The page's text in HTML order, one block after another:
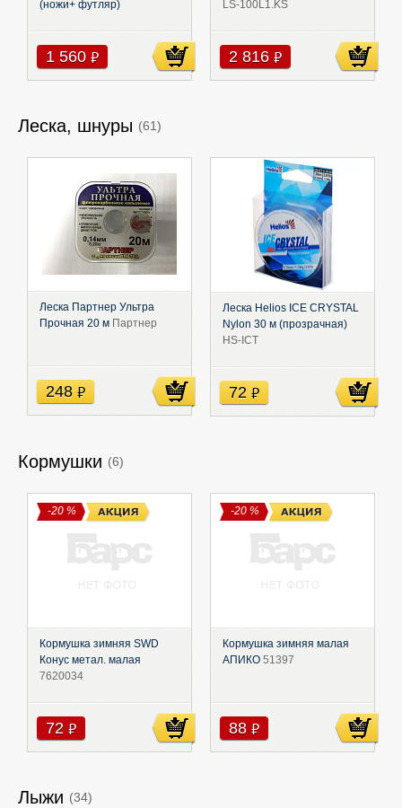
(ножи+ футляр)
1 560 руб
LS-100L1.KS
2 816 руб
Леска, шнуры (61)
Леска Партнер Ультра
Прочная 20 м Партнер
248 руб
Леска Helios ICE CRYSTAL
Nylon 30 м (прозрачная)
HS-ICT
72 руб
Кормушки (6)
-20 %
Кормушка зимняя SWD
Конус метал. малая
7620034
72 руб
-20 %
Кормушка зимняя малая
АПИКО 51397
88 руб
Лыжи (34)